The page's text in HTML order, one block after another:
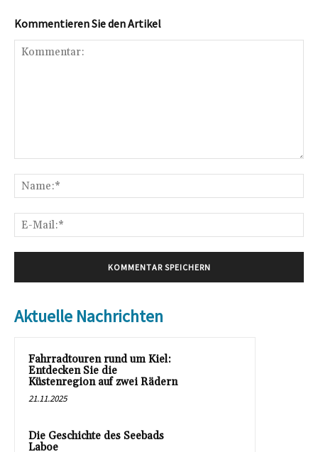
Kommentieren Sie den Artikel
Aktuelle Nachrichten
Fahrradtouren rund um Kiel:
Entdecken Sie die
Küstenregion auf zwei Rädern
21.11.2025
Die Geschichte des Seebads
Laboe